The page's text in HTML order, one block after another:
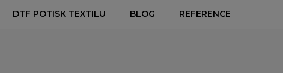
DTF POTISK TEXTILU BLOG REFERENCE